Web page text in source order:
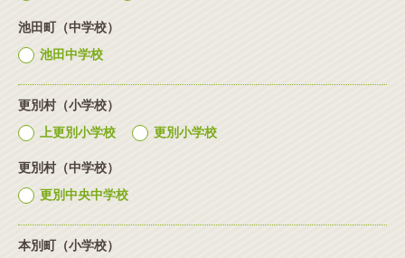
池田町（中学校）
池田中学校
更別村（小学校）
上更別小学校
更別小学校
更別村（中学校）
更別中央中学校
本別町（小学校）